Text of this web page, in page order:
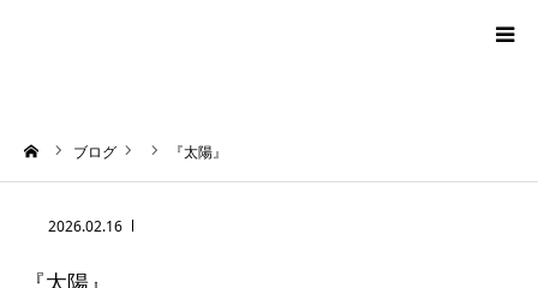
ブログ 『太陽』
2026.02.16
『太陽』
プロフィール